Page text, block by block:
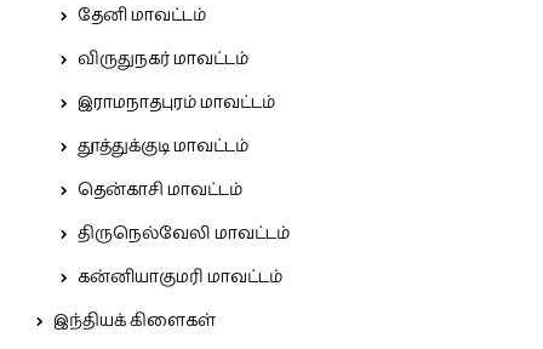
தேனி மாவட்டம்
விருதுநகர் மாவட்டம்
இராமநாதபுரம் மாவட்டம்
தூத்துக்குடி மாவட்டம்
தென்காசி மாவட்டம்
திருநெல்வேலி மாவட்டம்
கன்னியாகுமரி மாவட்டம்
இந்தியக் கிளைகள்